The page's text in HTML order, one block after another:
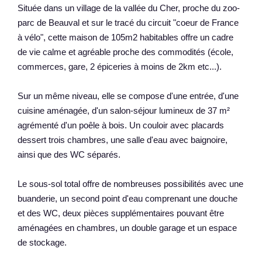
Située dans un village de la vallée du Cher, proche du zoo-
parc de Beauval et sur le tracé du circuit "coeur de France
à vélo", cette maison de 105m2 habitables offre un cadre
de vie calme et agréable proche des commodités (école,
commerces, gare, 2 épiceries à moins de 2km etc...).
Sur un même niveau, elle se compose d'une entrée, d'une
cuisine aménagée, d'un salon-séjour lumineux de 37 m²
agrémenté d'un poêle à bois. Un couloir avec placards
dessert trois chambres, une salle d'eau avec baignoire,
ainsi que des WC séparés.
Le sous-sol total offre de nombreuses possibilités avec une
buanderie, un second point d'eau comprenant une douche
et des WC, deux pièces supplémentaires pouvant être
aménagées en chambres, un double garage et un espace
de stockage.